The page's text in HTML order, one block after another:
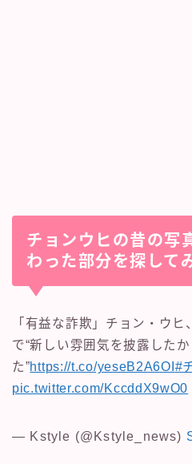
チョンウヒの昔の写
わった部分を探して
「有益な詐欺」チョン・ウ
で“新しい雰囲気を披露したか
た”https://t.co/yeseB2A6OI #
pic.twitter.com/KccddX9wO0
— Kstyle (@Kstyle_news)